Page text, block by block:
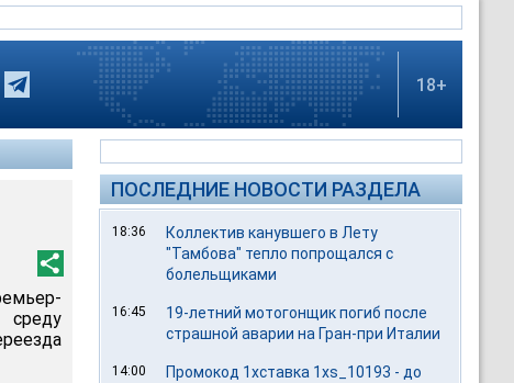
18+
среду
ПОСЛЕДНИЕ НОВОСТИ РАЗДЕЛА
18:36
Коллектив канувшего в Лету
"Тамбова" тепло попрощался с
болельщиками
16:45
19-летний мотогонщик погиб после
страшной аварии на Гран-при Италии
14:00
Промокод 1хставка 1xs_10193 - до